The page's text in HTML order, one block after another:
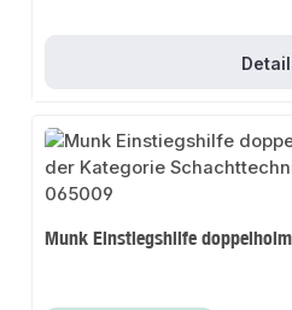
Munk Einstiegshilfe